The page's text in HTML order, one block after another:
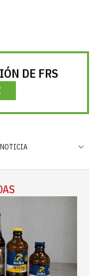
DE FRS
NOTICIA